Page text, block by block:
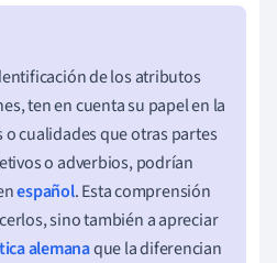
de los atributos
ten en cuenta su papel en la
cualidades que otras partes
o adverbios, podrían
español. Esta comprensión
sino también a apreciar
alemanaque la diferencian